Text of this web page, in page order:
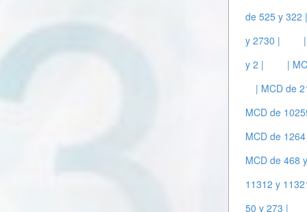
de 525 y 322
y 2730 |
y 2 |
|
| MCD de
MCD de
MCD de
MCD de 468
11312 y
50 y 273 |